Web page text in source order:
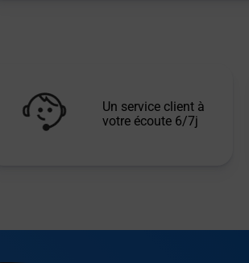
Un service client à
votre écoute 6/7j